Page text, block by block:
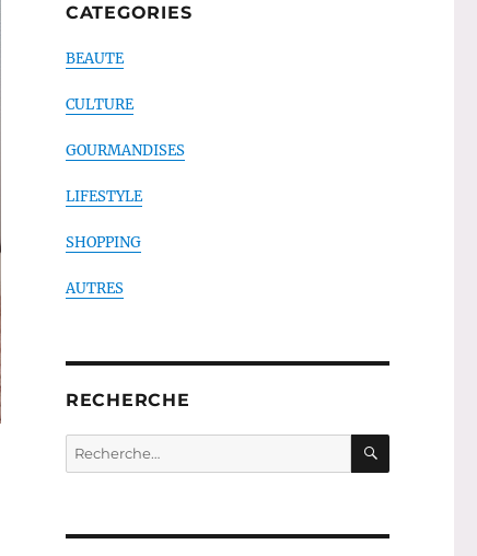
CATEGORIES
BEAUTE
CULTURE
GOURMANDISES
LIFESTYLE
SHOPPING
AUTRES
RECHERCHE
Recherche
pour :